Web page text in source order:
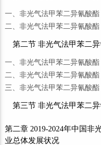
一、非光气法甲苯二异氰酸
二、非光气法甲苯二异氰酸
第二节 非光气法甲苯二
一、非光气法甲苯二异氰酸
二、非光气法甲苯二异氰酸
三、非光气法甲苯二异氰酸
第三节 非光气法甲苯二
第二章 2019-2024年中国非
业总体发展状况